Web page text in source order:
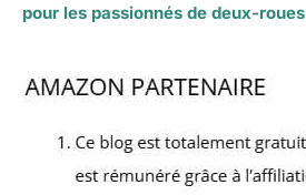
pour les passionnés de deux-roues